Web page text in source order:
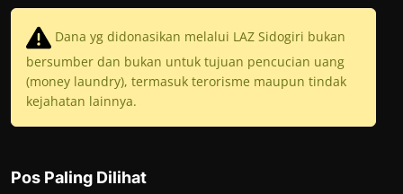
Dana yg didonasikan melalui LAZ Sidogiri bukan
bersumber dan bukan untuk tujuan pencucian uang
(money laundry), termasuk terorisme maupun tindak
kejahatan lainnya.
Pos Paling Dilihat